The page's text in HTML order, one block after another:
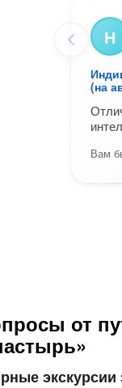
Н
(на
Вам
от
экскурсии